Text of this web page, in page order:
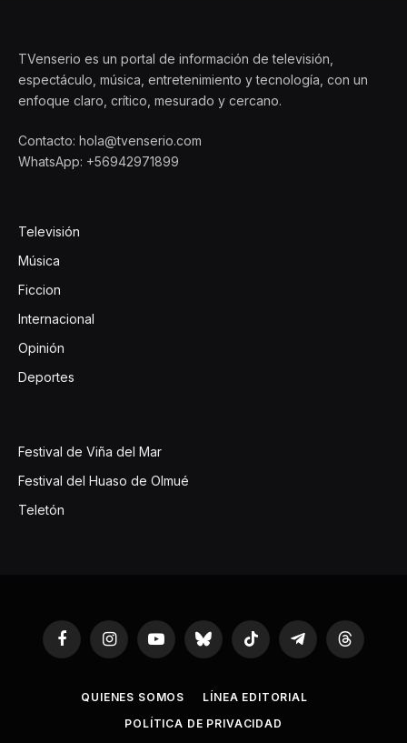
TVenserio es un portal de información de televisión,
espectáculo, música, entretenimiento y tecnología, con un
enfoque claro, crítico, mesurado y cercano.
Contacto: hola@tvenserio.com
WhatsApp: +56942971899
Televisión
Música
Ficcion
Internacional
Opinión
Deportes
Festival de Viña del Mar
Festival del Huaso de Olmué
Teletón
FacebookInstagramYouTubeBluesky TikTok TelegramThreads
QUIENES SOMOS
LÍNEA EDITORIAL
POLÍTICA DE PRIVACIDAD